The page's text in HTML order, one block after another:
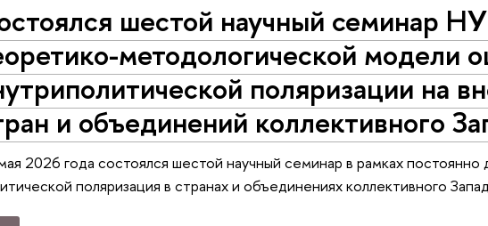
шестой научный семинар
методологической модели
поляризации на
и объединений коллективного
2026 года состоялся шестой научный семинар в рамках
поляризация в странах и объединениях коллективного